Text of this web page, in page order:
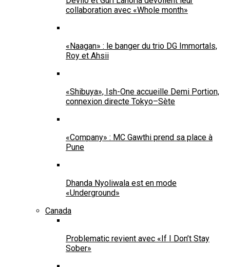
collaboration avec «Whole month»
«Naagan» : le banger du trio DG Immortals,
Roy et Ahsii
«Shibuya», Ish-One accueille Demi Portion,
connexion directe Tokyo–Sète
«Company» : MC Gawthi prend sa place à
Pune
Dhanda Nyoliwala est en mode
«Underground»
Canada
Problematic revient avec «If I Don’t Stay
Sober»